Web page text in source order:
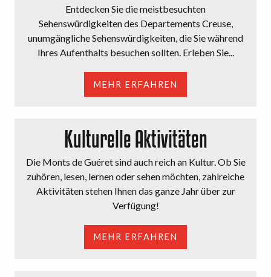
Entdecken Sie die meistbesuchten
Sehenswürdigkeiten des Departements Creuse,
unumgängliche Sehenswürdigkeiten, die Sie während
Ihres Aufenthalts besuchen sollten. Erleben Sie...
MEHR ERFAHREN
Kulturelle Aktivitäten
Die Monts de Guéret sind auch reich an Kultur. Ob Sie
zuhören, lesen, lernen oder sehen möchten, zahlreiche
Aktivitäten stehen Ihnen das ganze Jahr über zur
Verfügung!
MEHR ERFAHREN